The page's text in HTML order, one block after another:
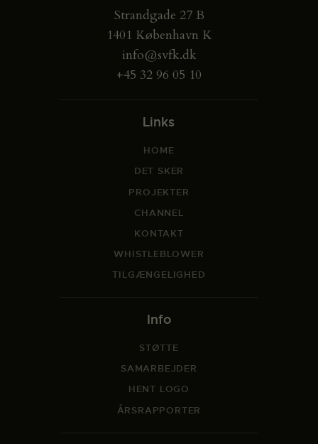
Strandgade 27 B
1401 København K
info@svfk.dk
+45 32 96 05 10
Links
HOME
DET SKER
PROJEKTER
CHANNEL
KONTAKT
WHISTLEBLOWER
TILGÆNGELIGHED
Info
STØTTE
SAMARBEJDER
HENT LOGO
ÅRSRAPPORTER